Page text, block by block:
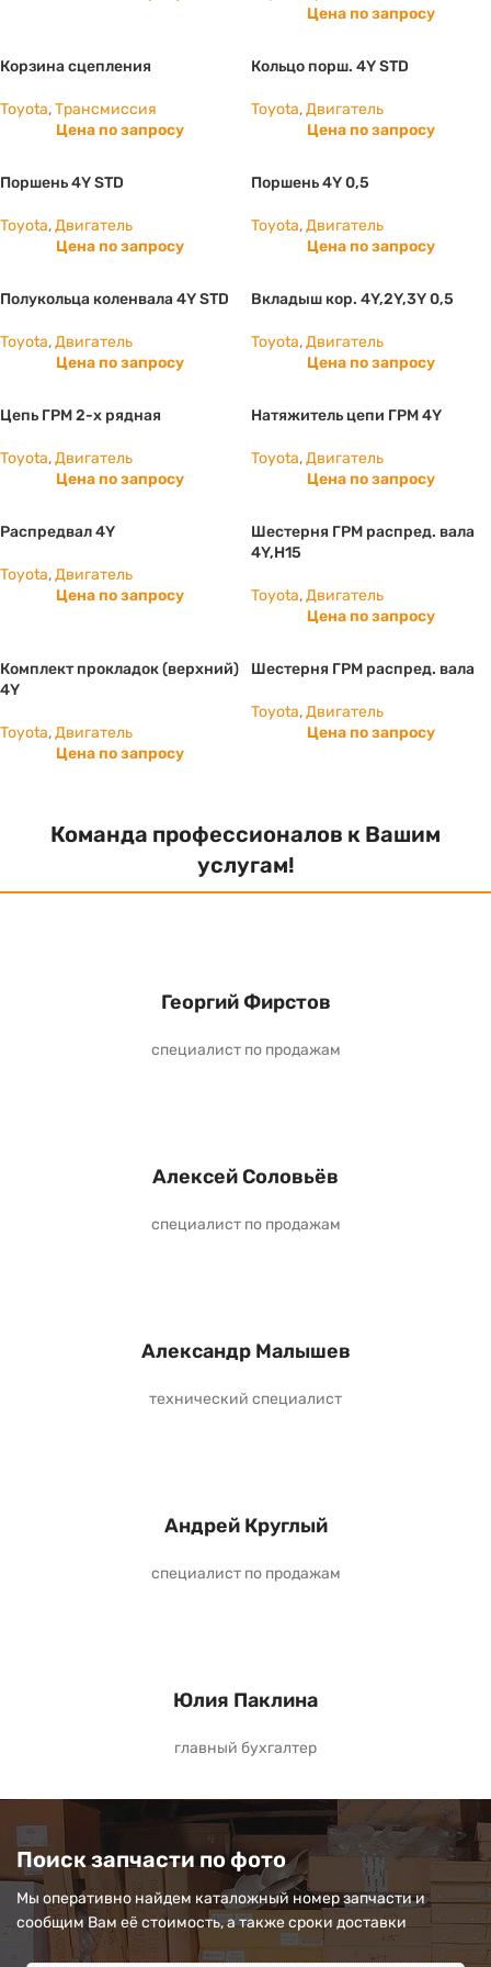
Цена по запросу
Корзина сцепления
Toyota,Трансмиссия
Цена по запросу
Кольцо порш. 4Y STD
Toyota,Двигатель
Цена по запросу
Поршень 4Y STD
Toyota,Двигатель
Цена по запросу
Поршень 4Y 0,5
Toyota,Двигатель
Цена по запросу
Полукольца коленвала 4Y STD
Toyota,Двигатель
Цена по запросу
Вкладыш кор. 4Y,2Y,3Y 0,5
Toyota,Двигатель
Цена по запросу
Цепь ГРМ 2-х рядная
Toyota,Двигатель
Цена по запросу
Натяжитель цепи ГРМ 4Y
Toyota,Двигатель
Цена по запросу
Распредвал 4Y
Toyota,Двигатель
Цена по запросу
Шестерня ГРМ распред. вала
4Y,H15
Toyota,Двигатель
Цена по запросу
Комплект прокладок (верхний)
4Y
Toyota,Двигатель
Цена по запросу
Шестерня ГРМ распред. вала
Toyota,Двигатель
Цена по запросу
Команда профессионалов к Вашим
услугам!
Георгий Фирстов
специалист по продажам
Алексей Соловьёв
специалист по продажам
Александр Малышев
технический специалист
Андрей Круглый
специалист по продажам
Юлия Паклина
главный бухгалтер
Поиск запчасти по фото
Мы оперативно найдем каталожный номер запчасти и
сообщим Вам её стоимость, а также сроки доставки